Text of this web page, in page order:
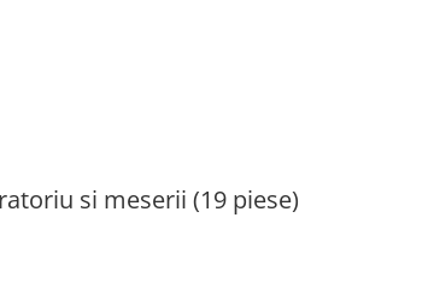
si meserii (19 piese)